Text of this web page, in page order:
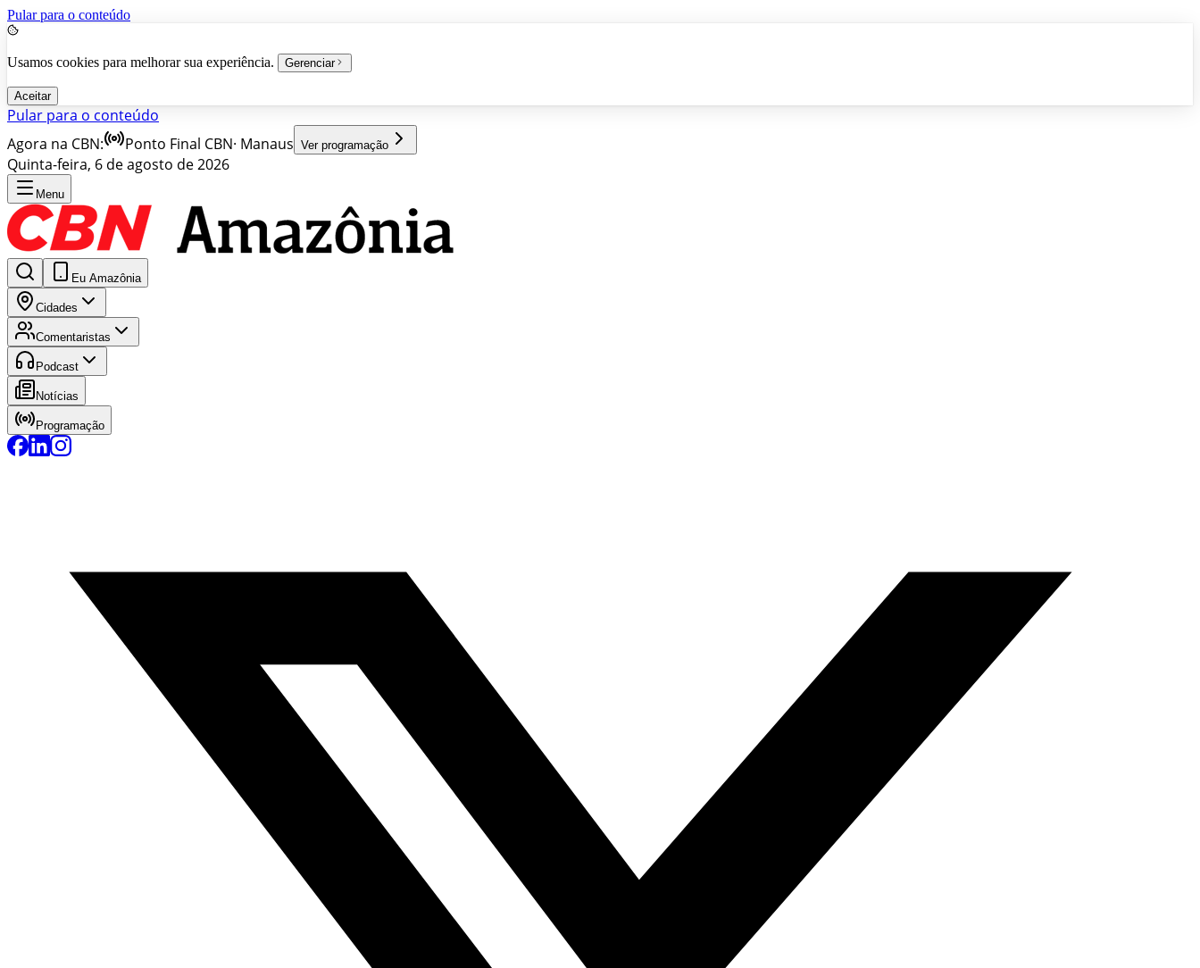
Pular para o conteúdo
Usamos cookies para melhorar sua experiência. Gerenciar
Aceitar
Pular para o conteúdo
Agora na CBN:
Ponto Final CBN· Manaus Ver programação
Quinta-feira, 6 de agosto de 2026
Menu
Eu Amazônia
Cidades
Comentaristas
Podcast
Notícias
Programação